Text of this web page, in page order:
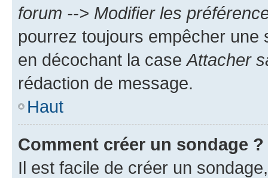
forum --> Modifier les
pourrez toujours empêcher une
en décochant la case Attacher
rédaction de message.
Haut
Comment créer un sondage ?
Il est facile de créer un